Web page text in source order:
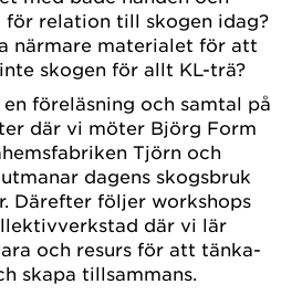
för relation till skogen idag?
närmare materialet för att
skogen för allt KL-trä?
föreläsning och samtal på
där vi möter Björg Form
Tjörn och
dagens skogsbruk
Därefter följer workshops
där vi lär
och resurs för att tänka-
skapa tillsammans.